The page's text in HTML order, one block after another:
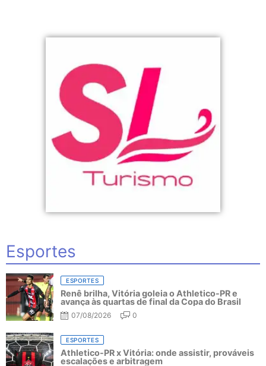
Esportes
ESPORTES
Renê brilha, Vitória goleia o Athletico-PR e
avança às quartas de final da Copa do Brasil
07/08/2026 0
ESPORTES
Athletico-PR x Vitória: onde assistir, prováveis
escalações e arbitragem